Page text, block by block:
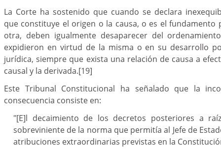
La Corte ha sostenido que cuando se declara
que constituye el origen o la causa, o es el fundamento
otra, deben igualmente desaparecer del
expidieron en virtud de la misma o en su desarrollo
jurídica, siempre que exista una relación de causa a
causal y la derivada.[19]
Este Tribunal Constitucional ha señalado que la
consecuencia consiste en:
"[E]l decaimiento de los decretos posteriores a
sobreviniente de la norma que permitía al Jefe de
atribuciones extraordinarias previstas en la